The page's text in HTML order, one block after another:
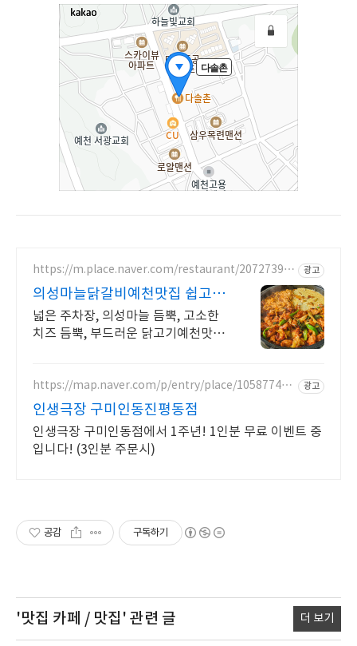
https://m.place.naver.com/restaurant/20727399
82
광고
의성마늘닭갈비예천맛집 쉽고 빠
른 네이버 예약
넓은 주차장, 의성마늘 듬뿍, 고소한
치즈 듬뿍, 부드러운 닭고기예천맛집
https://map.naver.com/p/entry/place/105877418
광고
인생극장 구미인동진평동점
인생극장 구미인동점에서 1주년! 1인분 무료 이벤트 중
입니다! (3인분 주문시)
공감 구독하기
'맛집 카페 / 맛집' 관련 글 더 보기